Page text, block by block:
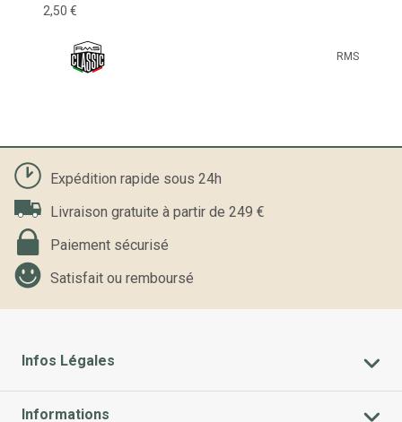
2,50 €
RMS
Expédition rapide sous 24h
Livraison gratuite à partir de 249 €
Paiement sécurisé
Satisfait ou remboursé
Infos Légales
Informations